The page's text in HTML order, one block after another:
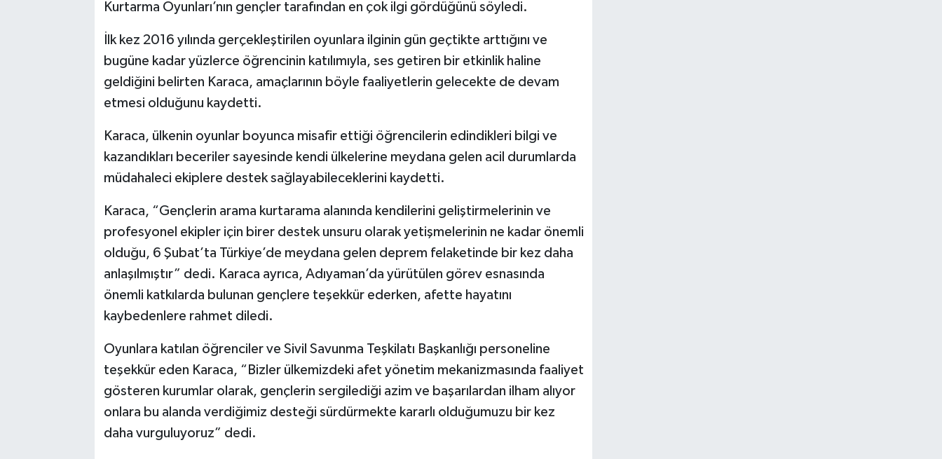
Kurtarma Oyunları’nın gençler tarafından en çok ilgi gördüğünü söyledi.
İlk kez 2016 yılında gerçekleştirilen oyunlara ilginin gün geçtikte arttığını ve
bugüne kadar yüzlerce öğrencinin katılımıyla, ses getiren bir etkinlik haline
geldiğini belirten Karaca, amaçlarının böyle faaliyetlerin gelecekte de devam
etmesi olduğunu kaydetti.
Karaca, ülkenin oyunlar boyunca misafir ettiği öğrencilerin edindikleri bilgi ve
kazandıkları beceriler sayesinde kendi ülkelerine meydana gelen acil durumlarda
müdahaleci ekiplere destek sağlayabileceklerini kaydetti.
Karaca, “Gençlerin arama kurtarama alanında kendilerini geliştirmelerinin ve
profesyonel ekipler için birer destek unsuru olarak yetişmelerinin ne kadar önemli
olduğu, 6 Şubat’ta Türkiye’de meydana gelen deprem felaketinde bir kez daha
anlaşılmıştır” dedi. Karaca ayrıca, Adıyaman’da yürütülen görev esnasında
önemli katkılarda bulunan gençlere teşekkür ederken, afette hayatını
kaybedenlere rahmet diledi.
Oyunlara katılan öğrenciler ve Sivil Savunma Teşkilatı Başkanlığı personeline
teşekkür eden Karaca, “Bizler ülkemizdeki afet yönetim mekanizmasında faaliyet
gösteren kurumlar olarak, gençlerin sergilediği azim ve başarılardan ilham alıyor
onlara bu alanda verdiğimiz desteği sürdürmekte kararlı olduğumuzu bir kez
daha vurguluyoruz” dedi.